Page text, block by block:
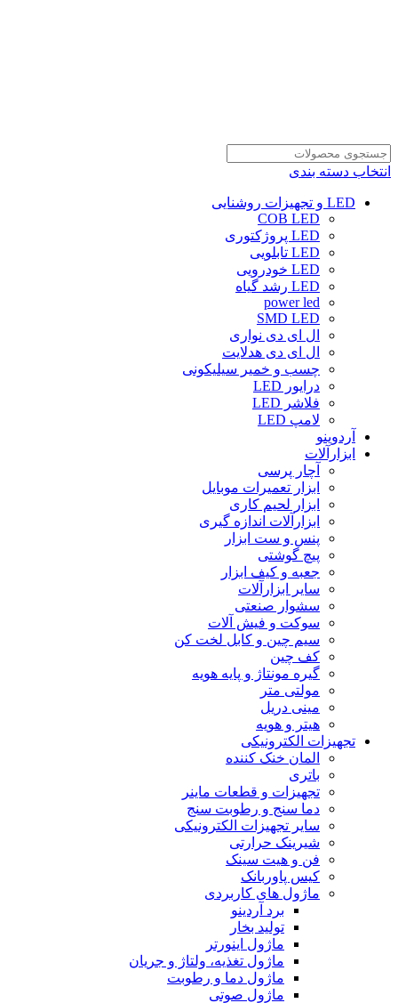
انتخاب دسته بندی
LED و تجهیزات روشنایی
COB LED
LED پروژکتوری
LED تابلویی
LED خودرویی
LED رشد گیاه
power led
SMD LED
ال ای دی نواری
ال ای دی هدلایت
چسب و خمیر سیلیکونی
درایور LED
فلاشر LED
لامپ LED
آردوینو
ابزارآلات
آچار پرسی
ابزار تعمیرات موبایل
ابزار لحیم کاری
ابزارآلات اندازه گیری
پنس و ست ابزار
پیچ گوشتی
جعبه و کیف ابزار
سایر ابزارآلات
سشوار صنعتی
سوکت و فیش آلات
سیم چین و کابل لخت کن
کف چین
گیره مونتاژ و پایه هویه
مولتی متر
مینی دریل
هیتر و هویه
تجهیزات الکترونیکی
المان خنک کننده
باتری
تجهیزات و قطعات ماینر
دما سنج و رطوبت سنج
سایر تجهیزات الکترونیکی
شیرینک حرارتی
فن و هیت سینک
کیس پاوربانک
ماژول های کاربردی
برد آردینو
تولید بخار
ماژول اینورتر
ماژول تغذیه، ولتاژ و جریان
ماژول دما و رطوبت
ماژول صوتی